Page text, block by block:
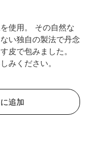
使用。 その自然な
い独自の製法で丹念
皮で包みました。
みください。
追加